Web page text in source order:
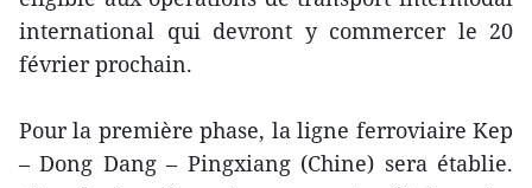
international qui devront y commercer le 20
février prochain.
Pour la première phase, la ligne ferroviaire Kep
– Dong Dang – Pingxiang (Chine) sera établie.